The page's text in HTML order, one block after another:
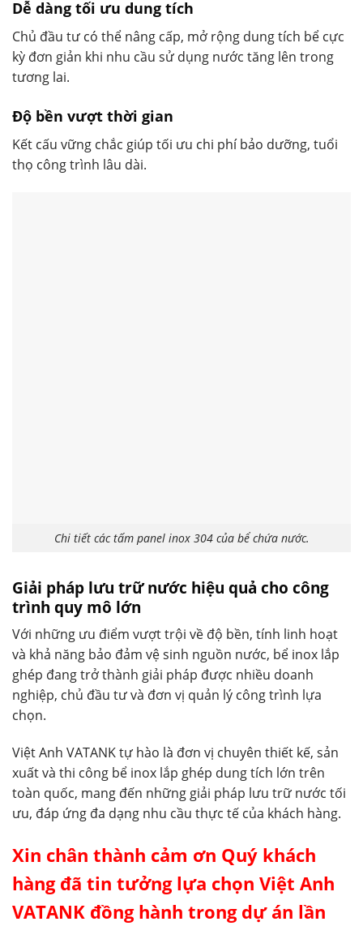
Dễ dàng tối ưu dung tích
Chủ đầu tư có thể nâng cấp, mở rộng dung tích bể cực
kỳ đơn giản khi nhu cầu sử dụng nước tăng lên trong
tương lai.
Độ bền vượt thời gian
Kết cấu vững chắc giúp tối ưu chi phí bảo dưỡng, tuổi
thọ công trình lâu dài.
Chi tiết các tấm panel inox 304 của bể chứa nước.
Giải pháp lưu trữ nước hiệu quả cho công
trình quy mô lớn
Với những ưu điểm vượt trội về độ bền, tính linh hoạt
và khả năng bảo đảm vệ sinh nguồn nước, bể inox lắp
ghép đang trở thành giải pháp được nhiều doanh
nghiệp, chủ đầu tư và đơn vị quản lý công trình lựa
chọn.
Việt Anh VATANK tự hào là đơn vị chuyên thiết kế, sản
xuất và thi công bể inox lắp ghép dung tích lớn trên
toàn quốc, mang đến những giải pháp lưu trữ nước tối
ưu, đáp ứng đa dạng nhu cầu thực tế của khách hàng.
Xin chân thành cảm ơn Quý khách
hàng đã tin tưởng lựa chọn Việt Anh
VATANK đồng hành trong dự án lần